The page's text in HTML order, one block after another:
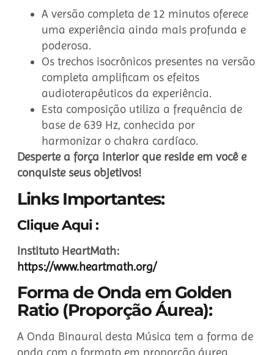
A versão completa de 12 minutos oferece
uma experiência ainda mais profunda e
poderosa.
Os trechos isocrônicos presentes na versão
completa amplificam os efeitos
audioterapêuticos da experiência.
Esta composição utiliza a frequência de
base de 639 Hz, conhecida por
harmonizar o chakra cardíaco.
Desperte a força interior que reside em você e
conquiste seus objetivos!
Links Importantes:
Clique Aqui :
Instituto HeartMath:
https://www.heartmath.org/
Forma de Onda em Golden
Ratio (Proporção Áurea):
A Onda Binaural desta Música tem a forma de